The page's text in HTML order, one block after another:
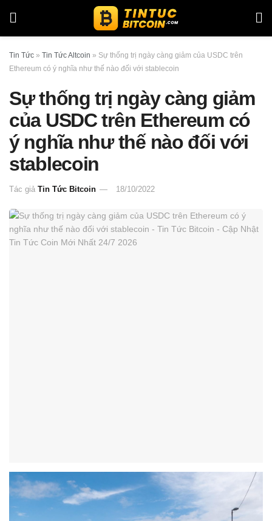
Tin Tức » Tin Tức Altcoin » Sự thống trị ngày càng giảm của USDC trên
Ethereum có ý nghĩa như thế nào đối với stablecoin
Sự thống trị ngày càng giảm
của USDC trên Ethereum có
ý nghĩa như thế nào đối với
stablecoin
Tác giả Tin Tức Bitcoin 18/10/2022